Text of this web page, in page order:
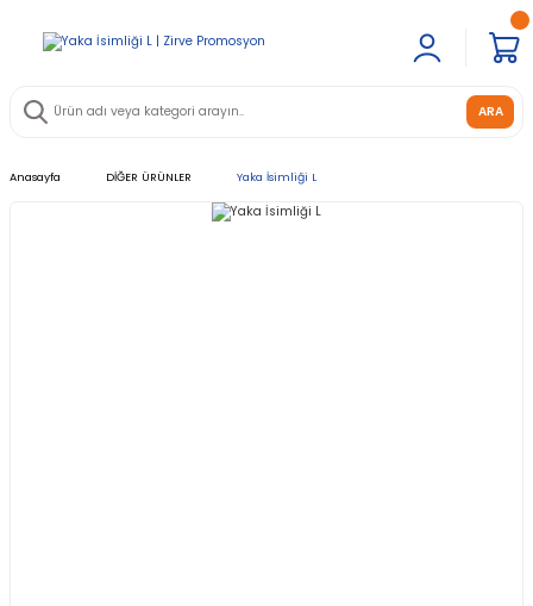
ARA
Anasayfa DİĞER ÜRÜNLER Yaka İsimliği L